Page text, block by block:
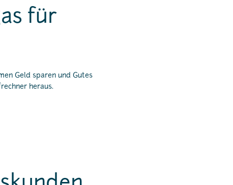
für
Geld sparen und Gutes
heraus.